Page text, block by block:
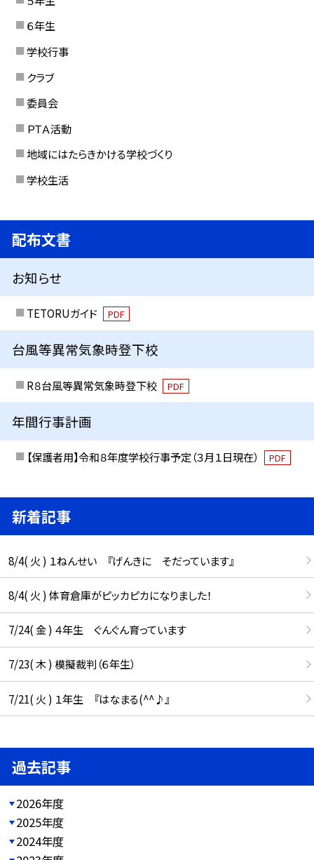
６年生
学校行事
クラブ
委員会
ＰＴＡ活動
地域にはたらきかける学校づくり
学校生活
配布文書
お知らせ
TETORUガイド PDF
台風等異常気象時登下校
R８台風等異常気象時登下校 PDF
年間行事計画
【保護者用】令和８年度学校行事予定（３月１日現在） PDF
新着記事
8/4( 火 ) １ねんせい 『げんきに そだっています』
8/4( 火 ) 体育倉庫がピッカピカになりました！
7/24( 金 ) ４年生 ぐんぐん育っています
7/23( 木 ) 模擬裁判（６年生）
7/21( 火 ) １年生 『はなまる(^^♪』
過去記事
2026年度
2025年度
2024年度